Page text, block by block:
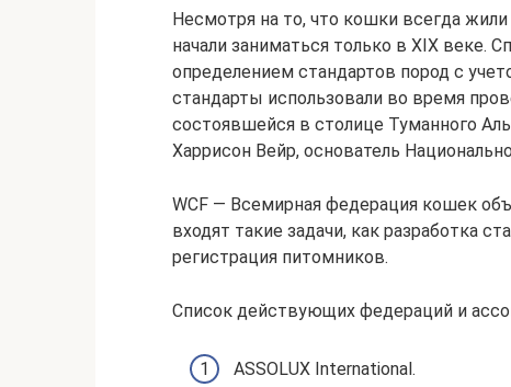
Несмотря на то, что кошки всегда
начали заниматься только в XIX веке.
определением стандартов пород с
стандарты использовали во время
состоявшейся в столице Туманного
Харрисон Вейр, основатель
WCF — Всемирная федерация кошек
входят такие задачи, как разработка
регистрация питомников.
Список действующих федераций и
ASSOLUX International.